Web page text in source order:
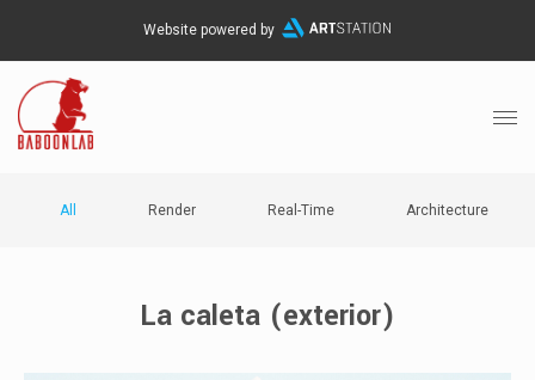
Website powered by
All Render Real-Time Architecture
La caleta (exterior)